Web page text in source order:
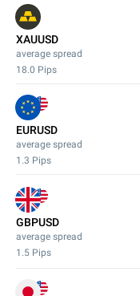
XAUUSD
average spread
18.0 Pips
EURUSD
average spread
1.3 Pips
GBPUSD
average spread
1.5 Pips